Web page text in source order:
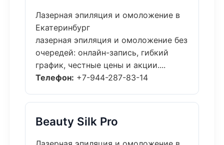
Лазерная эпиляция и омоложение в
Екатеринбург
лазерная эпиляция и омоложение без
очередей: онлайн-запись, гибкий
график, честные цены и акции....
Телефон: +7-944-287-83-14
Beauty Silk Pro